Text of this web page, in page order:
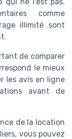
qui ne l'est pas.
comme
illimité sont
de comparer
le mieux
les avis en ligne
avant de
de la location
vous pouvez